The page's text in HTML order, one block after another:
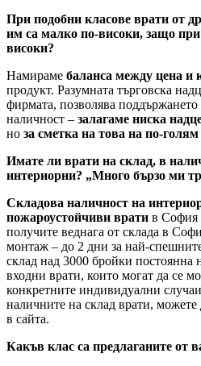
При подобни класове врати от
им са малко по-високи, защо при
високи?
Намираме баланса между цена и
продукт. Разумната търговска
фирмата, позволява
наличност – залагаме ниска
но за сметка на това на по-голям
Имате ли врати на склад, в
интериорни? „Много бързо ми
Складова наличност на
пожароустойчиви врати в София
получите веднага от склада в
монтаж – до 2 дни за най-
склад над 3000 бройки постоянна
входни врати, които могат да се
конкретните индивидуални
наличните на склад врати,
в сайта.
Какъв клас са предлаганите от